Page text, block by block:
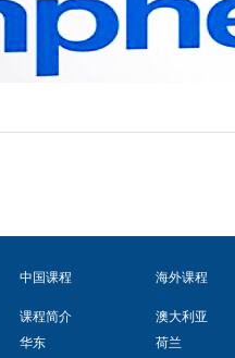
中国课程
课程简介
华东
海外课程
澳大利亚
荷兰